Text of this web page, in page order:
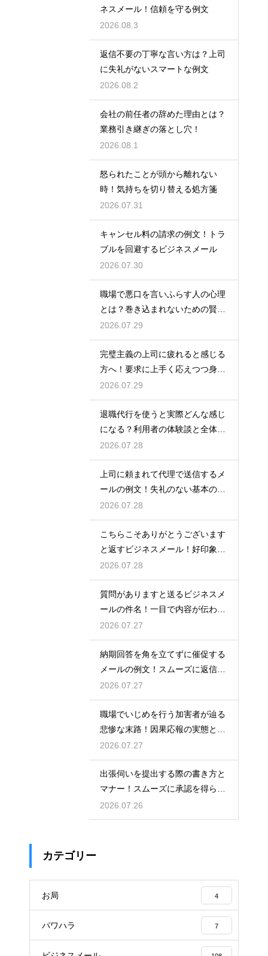
ネスメール！信頼を守る例文
2026.08.3
返信不要の丁寧な言い方は？上司
に失礼がないスマートな例文
2026.08.2
会社の前任者の辞めた理由とは？
業務引き継ぎの落とし穴！
2026.08.1
怒られたことが頭から離れない
時！気持ちを切り替える処方箋
2026.07.31
キャンセル料の請求の例文！トラ
ブルを回避するビジネスメール
2026.07.30
職場で悪口を言いふらす人の心理
とは？巻き込まれないための賢い
対処法
2026.07.29
完璧主義の上司に疲れると感じる
方へ！要求に上手く応えつつ身を
守る方法
2026.07.29
退職代行を使うと実際どんな感じ
になる？利用者の体験談と全体の
流れ
2026.07.28
上司に頼まれて代理で送信するメ
ールの例文！失礼のない基本の書
き方
2026.07.28
こちらこそありがとうございます
と返すビジネスメール！好印象な
例文
2026.07.28
質問がありますと送るビジネスメ
ールの件名！一目で内容が伝わる
書き方
2026.07.27
納期回答を角を立てずに催促する
メールの例文！スムーズに返信を
もらう術
2026.07.27
職場でいじめを行う加害者が辿る
悲惨な末路！因果応報の実態と身
の守り方
2026.07.27
出張伺いを提出する際の書き方と
マナー！スムーズに承認を得られ
る例文
2026.07.26
カテゴリー
お局 4
パワハラ 7